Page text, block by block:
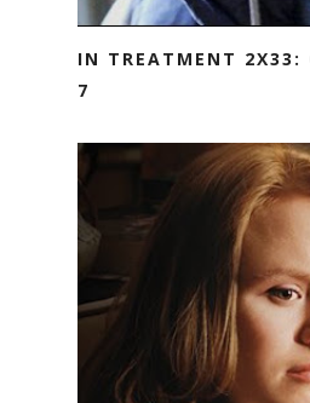
IN TREATMENT 2X33:
7